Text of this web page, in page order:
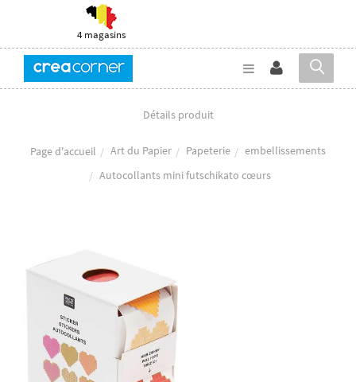
4 magasins
Détails produit
Page d'accueil Art du Papier Papeterie
embellissements
Autocollants mini futschikato cœurs